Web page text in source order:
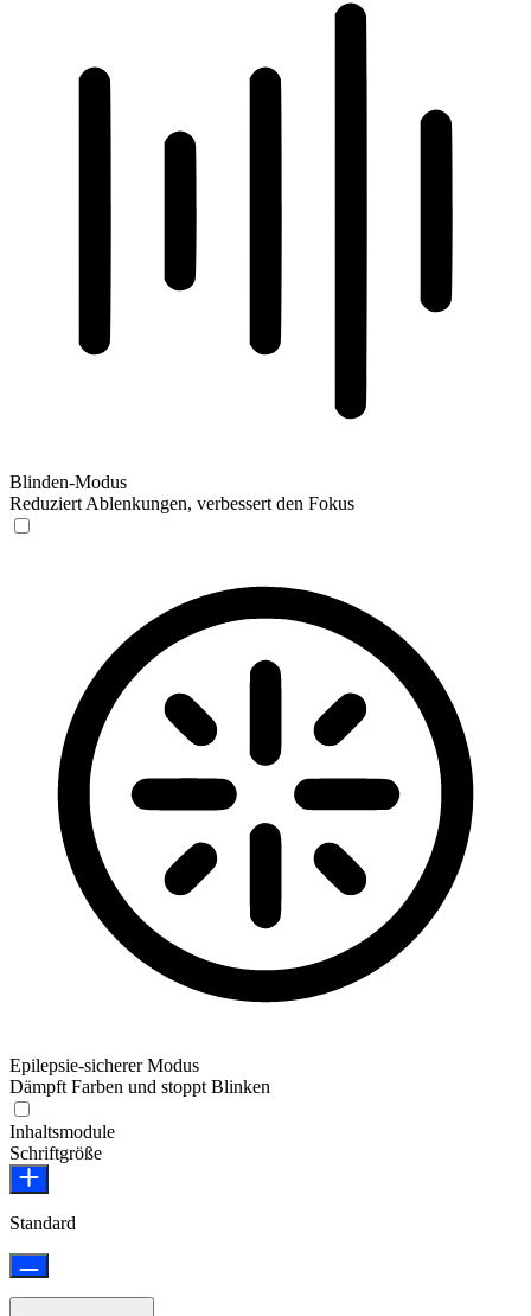
Blinden-Modus
Reduziert Ablenkungen, verbessert den Fokus
Epilepsie-sicherer Modus
Dämpft Farben und stoppt Blinken
Inhaltsmodule
Schriftgröße
Standard